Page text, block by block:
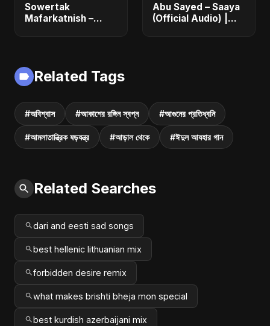
Sowertak
Mafarkatnish –
Fusion | Abu Sayed
#music #shorts
Abu Sayed – Saaya
(Official Audio) |
Related Tags
#অবিশ্বাস #আকাশের রঙ্গিন স্বপ্ন #আগুনের প্রতিধ্বনি
#আমলাতান্ত্রিক ষড়যন্ত্র #আড়াল থেকে #ঈদুল আযহার গান
Related Searches
dari and eesti sad songs
best hellenic lithuanian mix
forbidden desire remix
what makes brishti bheja mon special
best kurdish azerbaijani mix